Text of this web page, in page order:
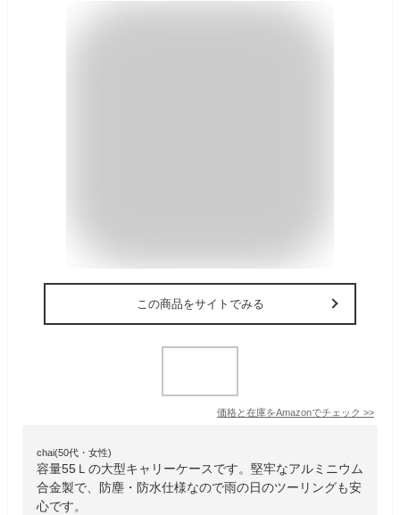
この商品をサイトでみる
価格と在庫をAmazonでチェック >>
chai(50代・女性)
容量55Ｌの大型キャリーケースです。堅牢なアルミニウム
合金製で、防塵・防水仕様なので雨の日のツーリングも安
心です。